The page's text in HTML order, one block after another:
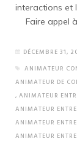
interactions et
Faire appel
DÉCEMBRE 31,
ANIMATEUR
ANIMATEUR DE
, ANIMATEUR
ANIMATEUR
ANIMATEUR
ANIMATEUR